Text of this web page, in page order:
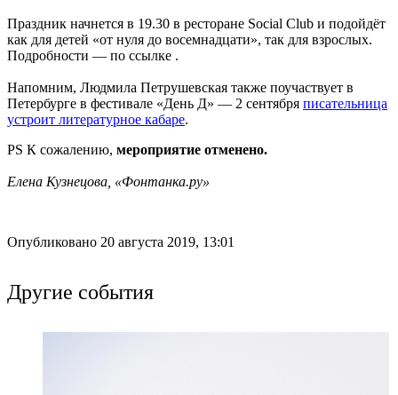
Праздник начнется в 19.30 в ресторане Social Club и подойдёт
как для детей «от нуля до восемнадцати», так для взрослых.
Подробности — по ссылке .
Напомним, Людмила Петрушевская также поучаствует в
Петербурге в фестивале «День Д» — 2 сентября писательница
устроит литературное кабаре.
PS К сожалению, мероприятие отменено.
Елена Кузнецова, «Фонтанка.ру»
Опубликовано 20 августа 2019, 13:01
Другие события